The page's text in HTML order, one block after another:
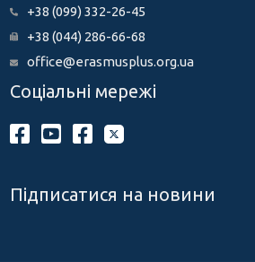
+38 (099) 332-26-45
+38 (044) 286-66-68
office@erasmusplus.org.ua
Соціальні мережі
Підписатися на новини